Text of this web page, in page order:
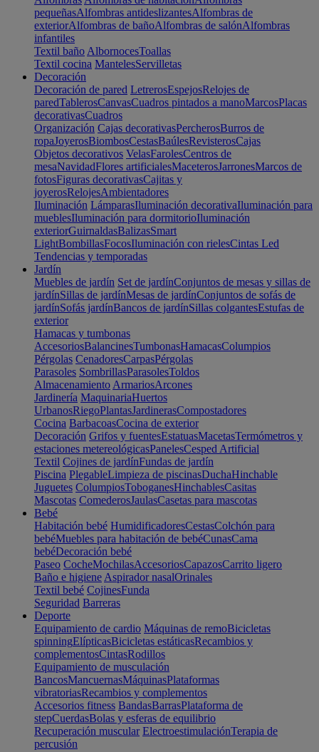
pequeñasAlfombras antideslizantesAlfombras de
exteriorAlfombras de bañoAlfombras de salónAlfombras
infantiles
Textil baño AlbornocesToallas
Textil cocina MantelesServilletas
Decoración
Decoración de pared LetrerosEspejosRelojes de
paredTablerosCanvasCuadros pintados a manoMarcosPlacas
decorativasCuadros
Organización Cajas decorativasPercherosBurros de
ropaJoyerosBiombosCestasBaúlesRevisterosCajas
Objetos decorativos VelasFarolesCentros de
mesaNavidadFlores artificialesMaceterosJarronesMarcos de
fotosFiguras decorativasCajitas y
joyerosRelojesAmbientadores
Iluminación LámparasIluminación decorativaIluminación para
mueblesIluminación para dormitorioIluminación
exteriorGuirnaldasBalizasSmart
LightBombillasFocosIluminación con rielesCintas Led
Tendencias y temporadas
Jardín
Muebles de jardín Set de jardínConjuntos de mesas y sillas de
jardínSillas de jardínMesas de jardínConjuntos de sofás de
jardínSofás jardínBancos de jardínSillas colgantesEstufas de
exterior
Hamacas y tumbonas
AccesoriosBalancinesTumbonasHamacasColumpios
Pérgolas CenadoresCarpasPérgolas
Parasoles SombrillasParasolesToldos
Almacenamiento ArmariosArcones
Jardinería MaquinariaHuertos
UrbanosRiegoPlantasJardinerasCompostadores
Cocina BarbacoasCocina de exterior
Decoración Grifos y fuentesEstatuasMacetasTermómetros y
estaciones metereológicasPanelesCesped Artificial
Textil Cojines de jardínFundas de jardín
Piscina PlegableLimpieza de piscinasDuchaHinchable
Juguetes ColumpiosToboganesHinchablesCasitas
Mascotas ComederosJaulasCasetas para mascotas
Bebé
Habitación bebé HumidificadoresCestasColchón para
bebéMuebles para habitación de bebéCunasCama
bebéDecoración bebé
Paseo CocheMochilasAccesoriosCapazosCarrito ligero
Baño e higiene Aspirador nasalOrinales
Textil bebé CojinesFunda
Seguridad Barreras
Deporte
Equipamiento de cardio Máquinas de remoBicicletas
spinningElípticasBicicletas estáticasRecambios y
complementosCintasRodillos
Equipamiento de musculación
BancosMancuernasMáquinasPlataformas
vibratoriasRecambios y complementos
Accesorios fitness BandasBarrasPlataforma de
stepCuerdasBolas y esferas de equilibrio
Recuperación muscular ElectroestimulaciónTerapia de
percusión